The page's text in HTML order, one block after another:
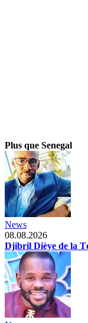
Plus que Senegal
News
08.08.2026
Djibril Dièye de la